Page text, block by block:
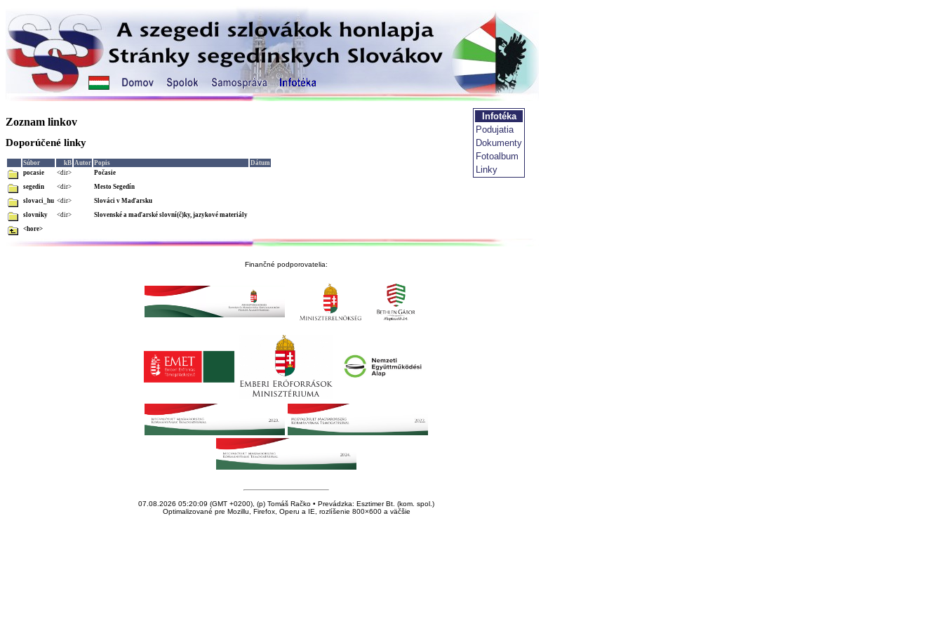
Zoznam linkov
Doporúčené linky
Súbor kB Autor Popis
Dátum
pocasie
<dir>
Počasie
segedin
<dir>
Mesto Segedín
slovaci_hu <dir>
Slováci v Maďarsku
slovniky
<dir>
Slovenské a maďarské slovní(č)ky, jazykové materiály
<hore>
Infotéka
Podujatia
Dokumenty
Fotoalbum
Linky
Finančné podporovatelia:
07.08.2026 05:20:09 (GMT +0200), (p) Tomáš Račko • Prevádzka: Esztimer Bt. (kom. spol.)
Optimalizované pre Mozillu, Firefox, Operu a IE, rozlíšenie 800×600 a väčšie